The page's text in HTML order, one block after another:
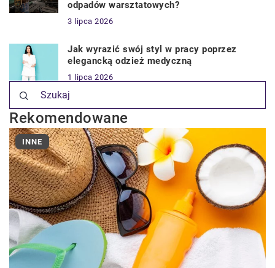
odpadów warsztatowych?
3 lipca 2026
Jak wyrazić swój styl w pracy poprzez
elegancką odzież medyczną
1 lipca 2026
Rekomendowane
INNE